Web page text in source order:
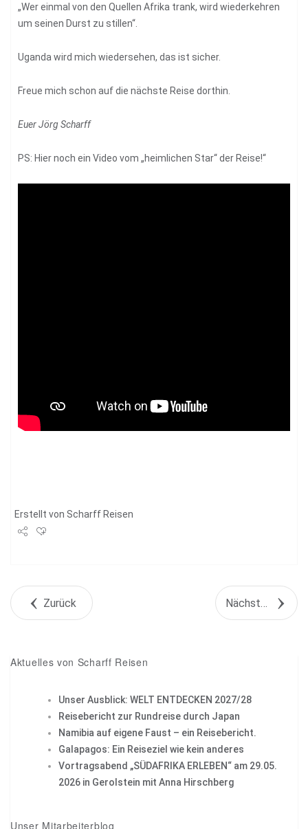
„Wer einmal von den Quellen Afrika trank, wird wiederkehren
um seinen Durst zu stillen“.
Uganda wird mich wiedersehen, das ist sicher.
Freue mich schon auf die nächste Reise dorthin.
Euer Jörg Scharff
PS: Hier noch ein Video vom „heimlichen Star“ der Reise!“
Erstellt von Scharff Reisen
+1Zurück Nächstes Objekt
Aktuelles von Scharff Reisen
Unser Ausblick: WELT ENTDECKEN 2027/28
Reisebericht zur Rundreise durch Japan
Namibia auf eigene Faust – ein Reisebericht.
Galapagos: Ein Reiseziel wie kein anderes
Vortragsabend „SÜDAFRIKA ERLEBEN“ am 29.05.
2026 in Gerolstein mit Anna Hirschberg
Unser Mitarbeiterblog